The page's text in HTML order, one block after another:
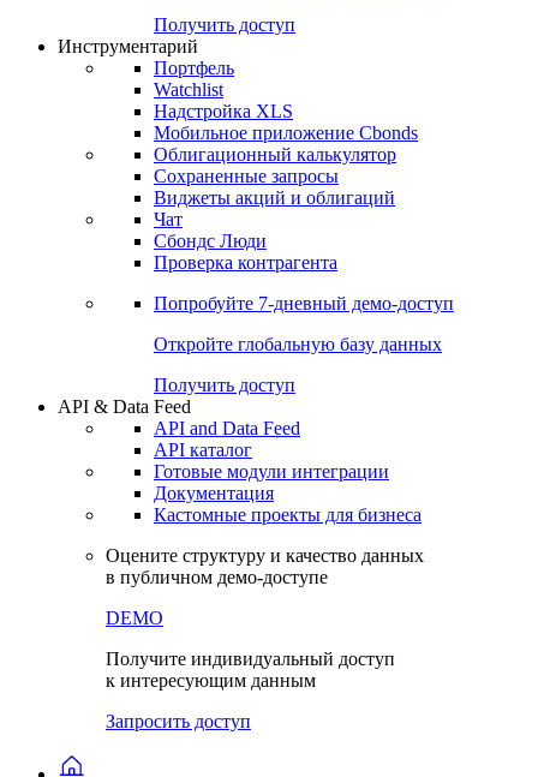
Попробуйте7-дневный
Откройте глобальную базу данных
Получить доступ
Инструментарий
Портфель
Watchlist
Надстройка XLS
Мобильное приложение Cbonds
Облигационный калькулятор
Сохраненные запросы
Чат
Проверка контрагента
Попробуйте7-дневный
Откройте глобальную базу данных
Получить доступ
API & Data Feed
API and Data Feed
Готовые модули интеграции
Документация
в публичном демо-доступе